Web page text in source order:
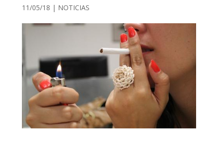
11/05/18 | NOTICIAS